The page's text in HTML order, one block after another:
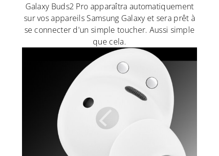
Galaxy Buds2 Pro apparaîtra automatiquement
sur vos appareils Samsung Galaxy et sera prêt à
se connecter d'un simple toucher. Aussi simple
que cela.